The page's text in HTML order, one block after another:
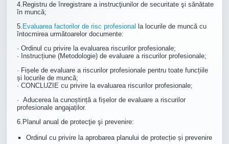
4.Registru de înregistrare a instrucţiunilor de securitate şi sănătate
în muncă;
5. Evaluarea factorilor de risc profesional la locurile de muncă cu
întocmirea următoarelor documente:
· Ordinul cu privire la evaluarea riscurilor profesionale;
· Instrucțiune (Metodologie) de evaluare a riscurilor profesionale;
· Fișele de evaluare a riscurilor profesionale pentru toate funcțiile
și locurile de muncă;
· CONCLUZIE cu privire la evaluarea riscurilor profesionale;
· Aducerea la cunoștință a fișelor de evaluare a riscurilor
profesionale angajaților.
6.Planul anual de protecţie şi prevenire:
Ordinul cu privire la aprobarea planului de protecție și prevenire